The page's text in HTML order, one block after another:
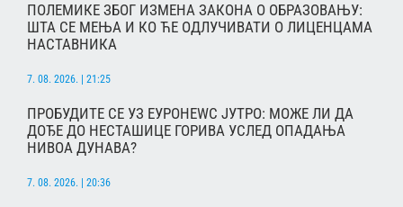
ПОЛЕМИКЕ ЗБОГ ИЗМЕНА ЗАКОНА О ОБРАЗОВАЊУ:
ШТА СЕ МЕЊА И КО ЋЕ ОДЛУЧИВАТИ О ЛИЦЕНЦАМА
НАСТАВНИКА
7. 08. 2026. | 21:25
ПРОБУДИТЕ СЕ УЗ ЕУРОНЕWС ЈУТРО: МОЖЕ ЛИ ДА
ДОЂЕ ДО НЕСТАШИЦЕ ГОРИВА УСЛЕД ОПАДАЊА
НИВОА ДУНАВА?
7. 08. 2026. | 20:36